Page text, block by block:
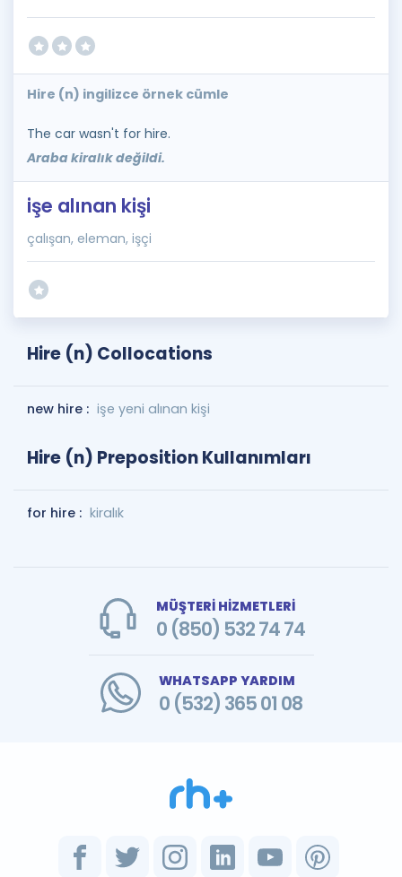
Hire (n) ingilizce örnek cümle
The car wasn't for hire.
Araba kiralık değildi.
işe alınan kişi
çalışan, eleman, işçi
Hire (n) Collocations
new hire : işe yeni alınan kişi
Hire (n) Preposition Kullanımları
for hire : kiralık
MÜŞTERİ HİZMETLERİ
0 (850) 532 74 74
WHATSAPP YARDIM
0 (532) 365 01 08